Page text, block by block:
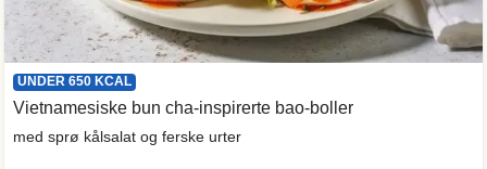
UNDER 650 KCAL
Vietnamesiske bun cha-inspirerte bao-boller
med sprø kålsalat og ferske urter